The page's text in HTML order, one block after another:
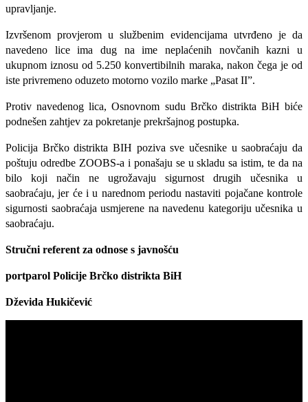
upravljanje.
Izvršenom provjerom u službenim evidencijama utvrđeno je da
navedeno lice ima dug na ime neplaćenih novčanih kazni u
ukupnom iznosu od 5.250 konvertibilnih maraka, nakon čega je od
iste privremeno oduzeto motorno vozilo marke „Pasat II”.
Protiv navedenog lica, Osnovnom sudu Brčko distrikta BiH biće
podnešen zahtjev za pokretanje prekršajnog postupka.
Policija Brčko distrikta BIH poziva sve učesnike u saobraćaju da
poštuju odredbe ZOOBS-a i ponašaju se u skladu sa istim, te da na
bilo koji način ne ugrožavaju sigurnost drugih učesnika u
saobraćaju, jer će i u narednom periodu nastaviti pojačane kontrole
sigurnosti saobraćaja usmjerene na navedenu kategoriju učesnika u
saobraćaju.
Stručni referent za odnose s javnošću
portparol Policije Brčko distrikta BiH
Dževida Hukičević